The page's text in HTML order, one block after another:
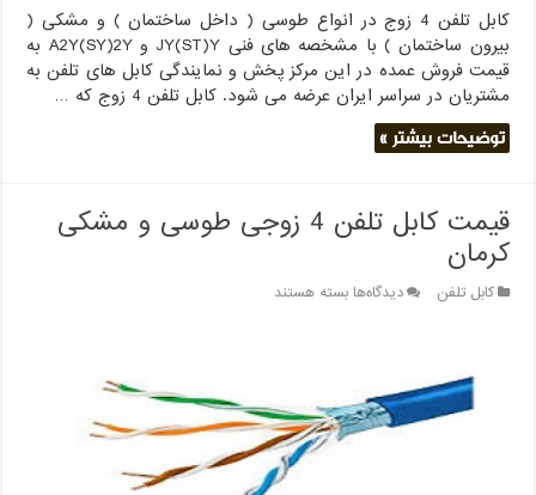
کابل تلفن 4 زوج در انواع طوسی ( داخل ساختمان ) و مشکی (
بیرون ساختمان ) با مشخصه های فنی JY(ST)Y و A2Y(SY)2Y به
قیمت فروش عمده در این مرکز پخش و نمایندگی کابل های تلفن به
مشتریان در سراسر ایران عرضه می شود. کابل تلفن 4 زوج که …
توضیحات بیشتر »
قیمت کابل تلفن 4 زوجی طوسی و مشکی
کرمان
کابل تلفن دیدگاه‌هابرای
طوسی
و
بسته هستند